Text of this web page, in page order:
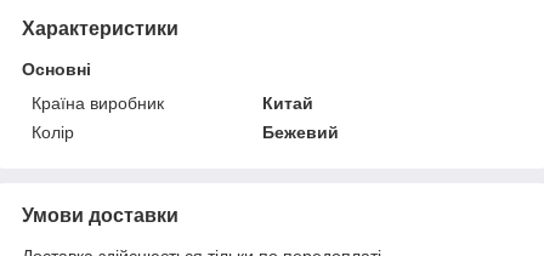
Характеристики
Основні
Країна виробник
Китай
Колір
Бежевий
Умови доставки